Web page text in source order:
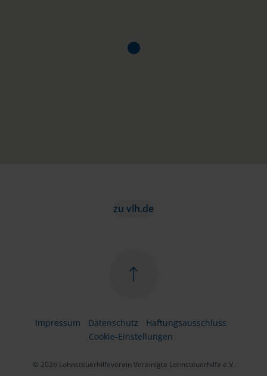
zu vlh.de
Impressum Datenschutz
Haftungsausschluss
Cookie-Einstellungen
© 2026 Lohnsteuerhilfeverein Vereinigte Lohnsteuerhilfe e.V.